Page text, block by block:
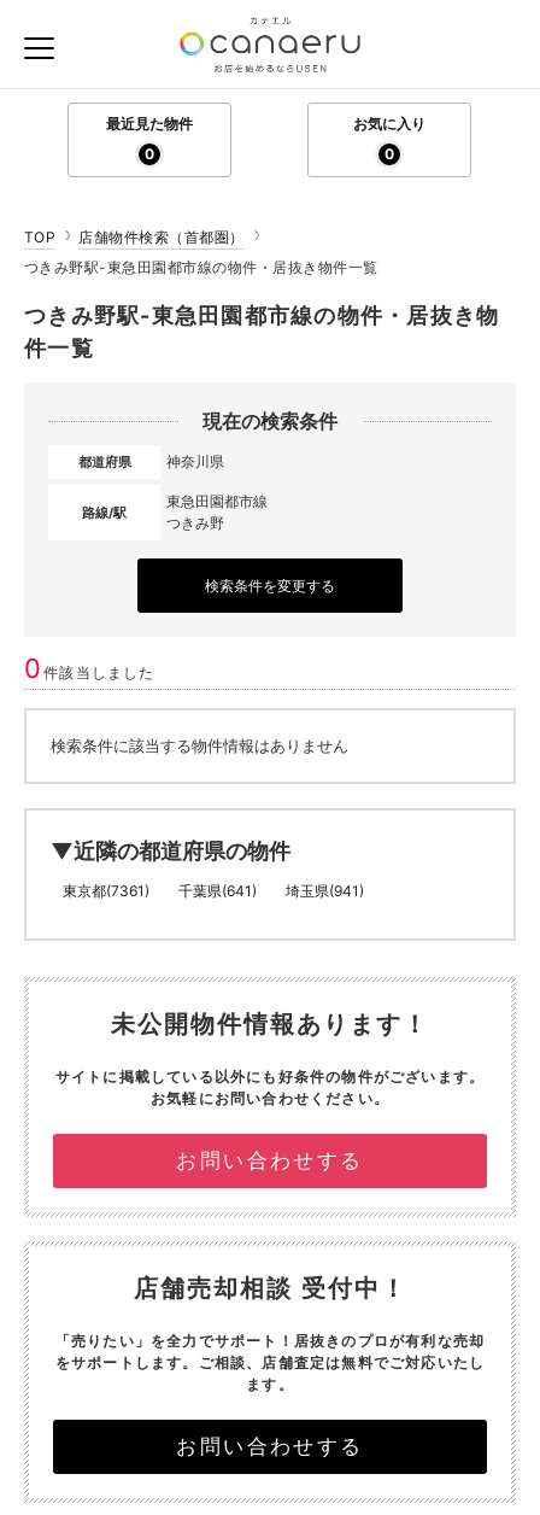
最近見た物件
0
お気に入り
0
TOP
店舗物件検索（首都圏）
つきみ野駅-東急田園都市線の物件・居抜き物件一覧
つきみ野駅-東急田園都市線の物件・居抜き物
件一覧
現在の検索条件
都道府県 神奈川県
路線/駅
東急田園都市線
つきみ野
検索条件を変更する
0件該当しました
検索条件に該当する物件情報はありません
▼近隣の都道府県の物件
東京都(7361) 千葉県(641) 埼玉県(941)
未公開物件情報あります！
サイトに掲載している以外にも好条件の物件がございます。
お気軽にお問い合わせください。
お問い合わせする
店舗売却相談 受付中！
「売りたい」を全力でサポート！ 居抜きのプロが有利な売却
をサポートします。 ご相談、店舗査定は無料でご対応いたし
ます。
お問い合わせする